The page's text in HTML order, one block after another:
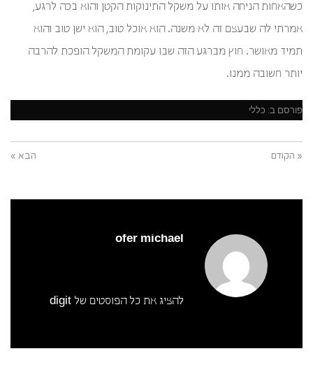
כשהאחות הניחה אותו על משקל התינוקות הקטן והוא בכה לרגע,
אמרתי לה שבעצם זה לא משנה. הוא אוכל טוב, הוא ישן טוב והוא
תמיד מאושר. חוץ מברגע הזה שבו עקומת המשקל הופכת להרבה
יותר חשובה ממנו.
פורסם ב: כללי
« הקודם הבא »
ofer michael
להציג את כל הפוסטים של digit